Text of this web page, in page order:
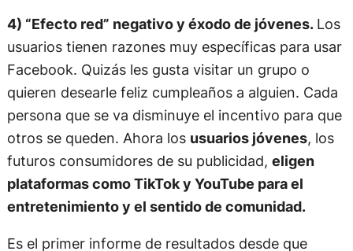
4) “Efecto red” negativo y éxodo de jóvenes. Los
usuarios tienen razones muy específicas para usar
Facebook. Quizás les gusta visitar un grupo o
quieren desearle feliz cumpleaños a alguien. Cada
persona que se va disminuye el incentivo para que
otros se queden. Ahora los usuarios jóvenes , los
futuros consumidores de su publicidad, eligen
plataformas como TikTok y YouTube para el
entretenimiento y el sentido de comunidad.
Es el primer informe de resultados desde que